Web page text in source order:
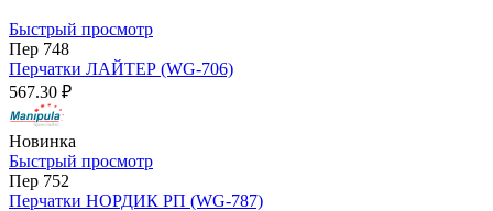
Быстрый просмотр
Пер 748
Перчатки ЛАЙТЕР (WG-706)
567.30 ₽
Новинка
Быстрый просмотр
Пер 752
Перчатки НОРДИК РП (WG-787)